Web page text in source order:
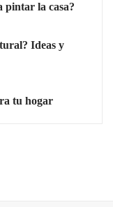
pintar la casa?
Ideas y
tu hogar